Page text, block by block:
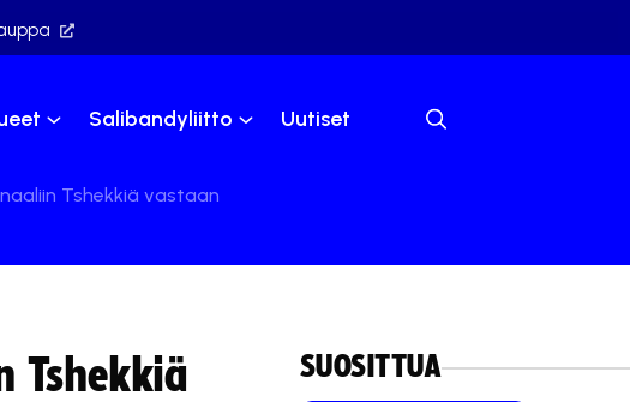
Salibandyliitto Uutiset
Tshekkiä vastaan
Tshekkiä
SUOSITTUA